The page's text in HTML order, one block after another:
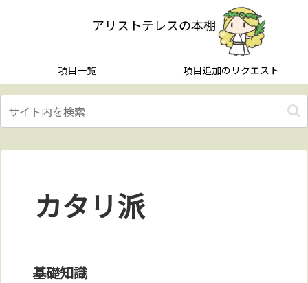
アリストテレスの本棚
項目一覧 項目追加のリクエスト
カタリ派
基礎知識